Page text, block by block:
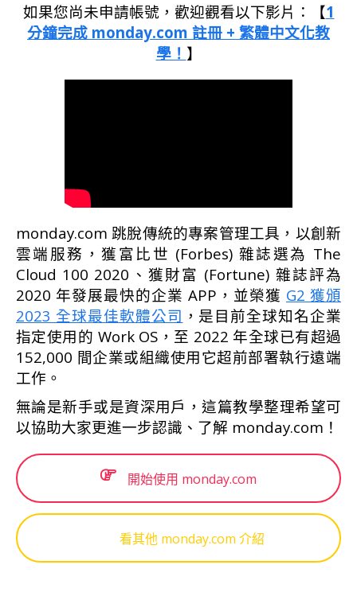
如果您尚未申請帳號，歡迎觀看以下影片：【1
分鐘完成 monday.com 註冊 + 繁體中文化教
學！ 】
monday.com 跳脫傳統的專案管理工具，以創新
雲端服務，獲富比世 (Forbes) 雜誌選為 The
Cloud 100 2020、獲財富 (Fortune) 雜誌評為
2020 年發展最快的企業 APP，並榮獲 G2 獲頒
2023 全球最佳軟體公司 ，是目前全球知名企業
指定使用的 Work OS，至 2022 年全球已有超過
152,000 間企業或組織使用它超前部署執行遠端
工作。
無論是新手或是資深用戶，這篇教學整理希望可
以協助大家更進一步認識、了解 monday.com！
開始使用 monday.com
看其他 monday.com 介紹